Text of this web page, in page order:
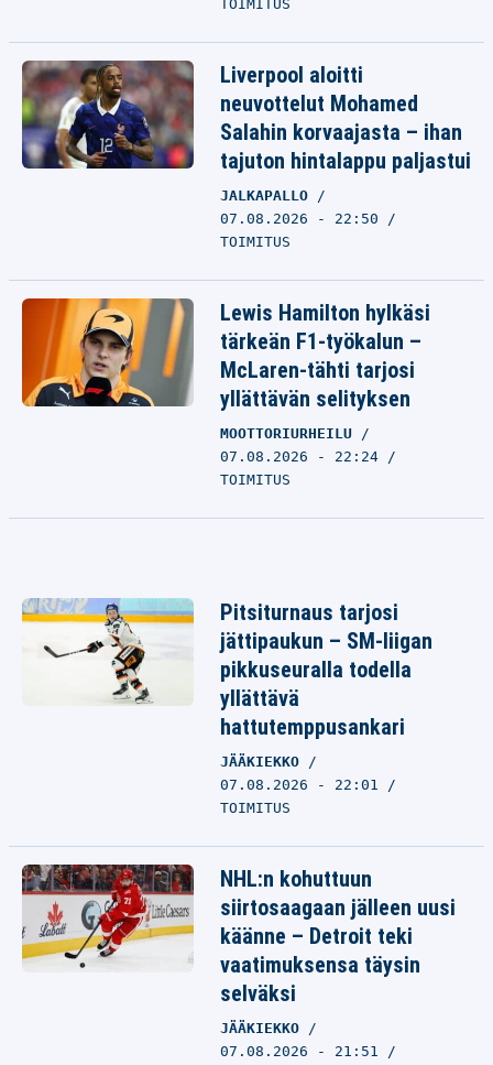
TOIMITUS
Liverpool aloitti
neuvottelut Mohamed
Salahin korvaajasta – ihan
tajuton hintalappu paljastui
JALKAPALLO
07.08.2026 - 22:50
TOIMITUS
Lewis Hamilton hylkäsi
tärkeän F1-työkalun –
McLaren-tähti tarjosi
yllättävän selityksen
MOOTTORIURHEILU
07.08.2026 - 22:24
TOIMITUS
Pitsiturnaus tarjosi
jättipaukun – SM-liigan
pikkuseuralla todella
yllättävä
hattutemppusankari
JÄÄKIEKKO
07.08.2026 - 22:01
TOIMITUS
NHL:n kohuttuun
siirtosaagaan jälleen uusi
käänne – Detroit teki
vaatimuksensa täysin
selväksi
JÄÄKIEKKO
07.08.2026 - 21:51